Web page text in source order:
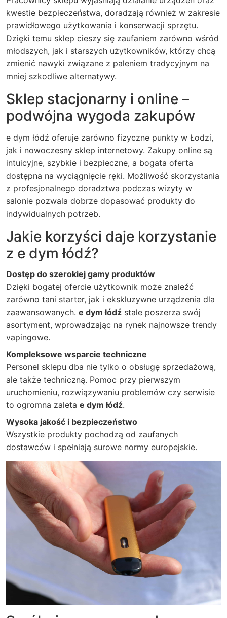
kwestie bezpieczeństwa, doradzają również w zakresie
prawidłowego użytkowania i konserwacji sprzętu.
Dzięki temu sklep cieszy się zaufaniem zarówno wśród
młodszych, jak i starszych użytkowników, którzy chcą
zmienić nawyki związane z paleniem tradycyjnym na
mniej szkodliwe alternatywy.
Sklep stacjonarny i online –
podwójna wygoda zakupów
e dym łódź oferuje zarówno fizyczne punkty w Łodzi,
jak i nowoczesny sklep internetowy. Zakupy online są
intuicyjne, szybkie i bezpieczne, a bogata oferta
dostępna na wyciągnięcie ręki. Możliwość skorzystania
z profesjonalnego doradztwa podczas wizyty w
salonie pozwala dobrze dopasować produkty do
indywidualnych potrzeb.
Jakie korzyści daje korzystanie
z e dym łódź?
Dostęp do szerokiej gamy produktów
Dzięki bogatej ofercie użytkownik może znaleźć
zarówno tani starter, jak i ekskluzywne urządzenia dla
zaawansowanych. e dym łódź stale poszerza swój
asortyment, wprowadzając na rynek najnowsze trendy
vapingowe.
Kompleksowe wsparcie techniczne
Personel sklepu dba nie tylko o obsługę sprzedażową,
ale także techniczną. Pomoc przy pierwszym
uruchomieniu, rozwiązywaniu problemów czy serwisie
to ogromna zaleta e dym łódź.
Wysoka jakość i bezpieczeństwo
Wszystkie produkty pochodzą od zaufanych
dostawców i spełniają surowe normy europejskie.